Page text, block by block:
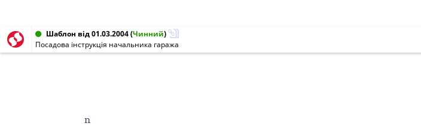
Шаблон від 01.03.2004(Чинний)
Посадова інструкція начальника гаража
n